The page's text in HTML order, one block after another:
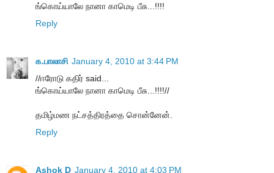
ங்கொய்யாலே நானா காமெடி பீசு...!!!!
Reply
க.பாலாசி January 4, 2010 at 3:44 PM
//ஈரோடு கதிர் said...
ங்கொய்யாலே நானா காமெடி பீசு...!!!!//
தமிழ்மண நட்சத்திரத்தை சொன்னேன்.
Reply
Ashok D January 4, 2010 at 4:03 PM